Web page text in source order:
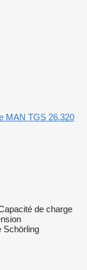
MAN TGS 26.320
de charge
Schörling